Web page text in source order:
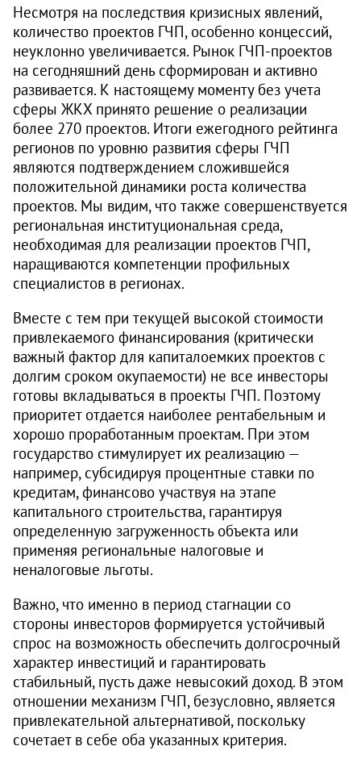
Несмотря на последствия кризисных явлений,
количество проектов ГЧП, особенно концессий,
неуклонно увеличивается. Рынок ГЧП-проектов
на сегодняшний день сформирован и активно
развивается. К настоящему моменту без учета
сферы ЖКХ принято решение о реализации
более 270 проектов. Итоги ежегодного рейтинга
регионов по уровню развития сферы ГЧП
являются подтверждением сложившейся
положительной динамики роста количества
проектов. Мы видим, что также совершенствуется
региональная институциональная среда,
необходимая для реализации проектов ГЧП,
наращиваются компетенции профильных
специалистов в регионах.
Вместе с тем при текущей высокой стоимости
привлекаемого финансирования (критически
важный фактор для капиталоемких проектов с
долгим сроком окупаемости) не все инвесторы
готовы вкладываться в проекты ГЧП. Поэтому
приоритет отдается наиболее рентабельным и
хорошо проработанным проектам. При этом
государство стимулирует их реализацию —
например, субсидируя процентные ставки по
кредитам, финансово участвуя на этапе
капитального строительства, гарантируя
определенную загруженность объекта или
применяя региональные налоговые и
неналоговые льготы.
Важно, что именно в период стагнации со
стороны инвесторов формируется устойчивый
спрос на возможность обеспечить долгосрочный
характер инвестиций и гарантировать
стабильный, пусть даже невысокий доход. В этом
отношении механизм ГЧП, безусловно, является
привлекательной альтернативой, поскольку
сочетает в себе оба указанных критерия.